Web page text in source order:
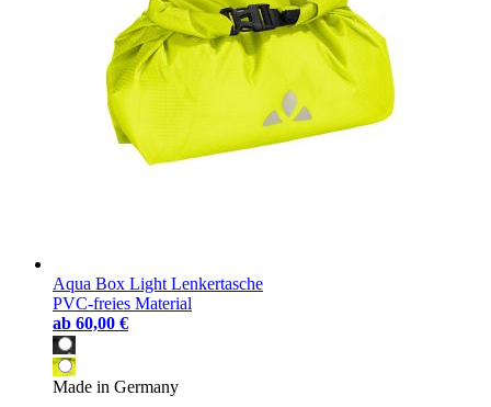
Aqua Box Light Lenkertasche
PVC-freies Material
ab 60,00 €
Made in Germany